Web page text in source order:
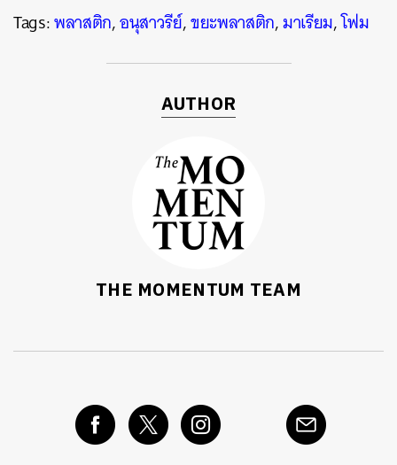
Tags:พลาสติก,อนุสาวรีย์,ขยะพลาสติก,มาเรียม,โฟม
AUTHOR
THE MOMENTUM TEAM